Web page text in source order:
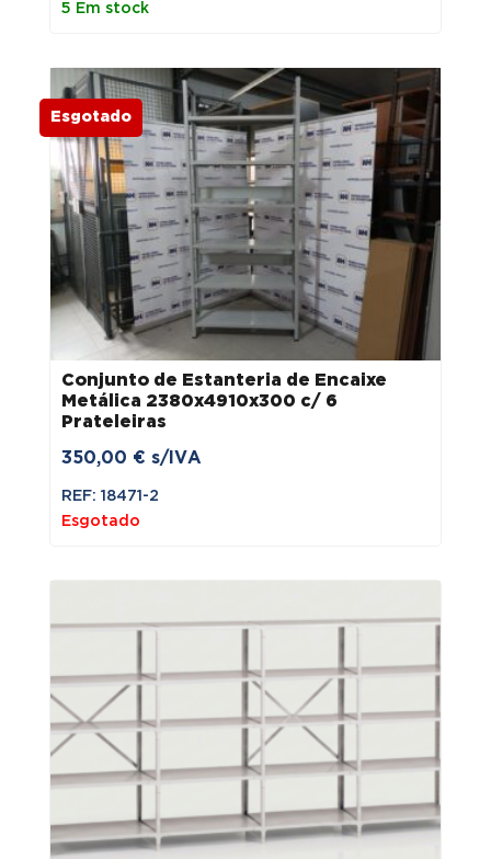
5 Em stock
Conjunto de Estanteria de Encaixe
Metálica 2380x4910x300 c/ 6
Prateleiras
350,00 € s/IVA
REF: 18471-2
Esgotado
Esgotado